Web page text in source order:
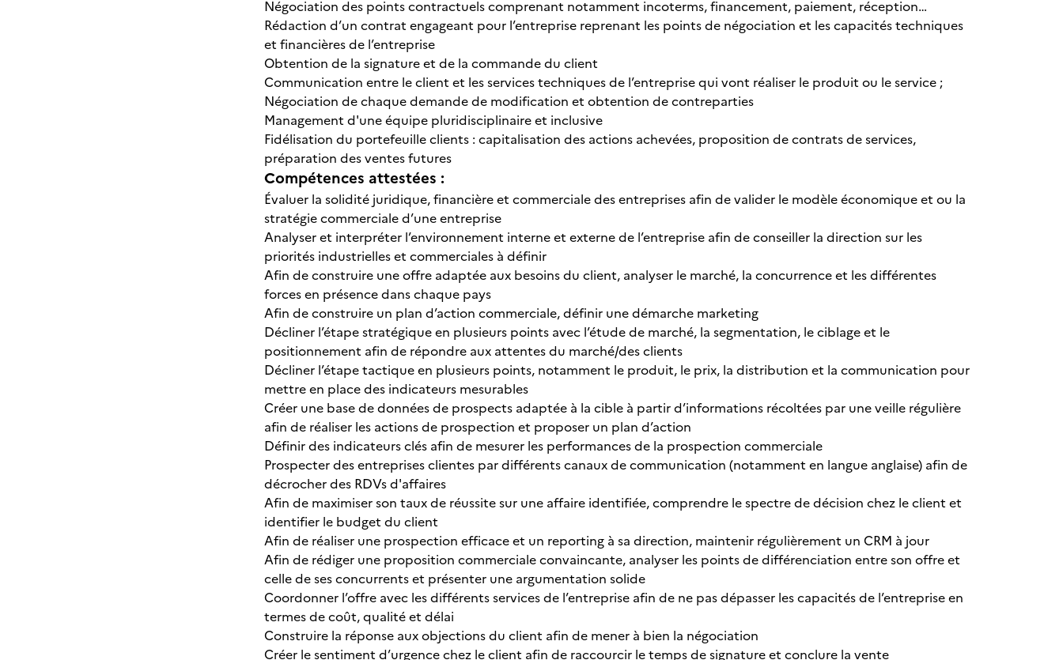
Négociation des points contractuels comprenant notamment incoterms, financement, paiement, réception…
Rédaction d’un contrat engageant pour l’entreprise reprenant les points de négociation et les capacités techniques
et financières de l’entreprise
Obtention de la signature et de la commande du client
Communication entre le client et les services techniques de l’entreprise qui vont réaliser le produit ou le service ;
Négociation de chaque demande de modification et obtention de contreparties
Management d'une équipe pluridisciplinaire et inclusive
Fidélisation du portefeuille clients : capitalisation des actions achevées, proposition de contrats de services,
préparation des ventes futures
Compétences attestées :
Évaluer la solidité juridique, financière et commerciale des entreprises afin de valider le modèle économique et ou la
stratégie commerciale d’une entreprise
Analyser et interpréter l’environnement interne et externe de l’entreprise afin de conseiller la direction sur les
priorités industrielles et commerciales à définir
Afin de construire une offre adaptée aux besoins du client, analyser le marché, la concurrence et les différentes
forces en présence dans chaque pays
Afin de construire un plan d’action commerciale, définir une démarche marketing
Décliner l’étape stratégique en plusieurs points avec l’étude de marché, la segmentation, le ciblage et le
positionnement afin de répondre aux attentes du marché/des clients
Décliner l’étape tactique en plusieurs points, notamment le produit, le prix, la distribution et la communication pour
mettre en place des indicateurs mesurables
Créer une base de données de prospects adaptée à la cible à partir d’informations récoltées par une veille régulière
afin de réaliser les actions de prospection et proposer un plan d’action
Définir des indicateurs clés afin de mesurer les performances de la prospection commerciale
Prospecter des entreprises clientes par différents canaux de communication (notamment en langue anglaise) afin de
décrocher des RDVs d'affaires
Afin de maximiser son taux de réussite sur une affaire identifiée, comprendre le spectre de décision chez le client et
identifier le budget du client
Afin de réaliser une prospection efficace et un reporting à sa direction, maintenir régulièrement un CRM à jour
Afin de rédiger une proposition commerciale convaincante, analyser les points de différenciation entre son offre et
celle de ses concurrents et présenter une argumentation solide
Coordonner l’offre avec les différents services de l’entreprise afin de ne pas dépasser les capacités de l’entreprise en
termes de coût, qualité et délai
Construire la réponse aux objections du client afin de mener à bien la négociation
Créer le sentiment d’urgence chez le client afin de raccourcir le temps de signature et conclure la vente